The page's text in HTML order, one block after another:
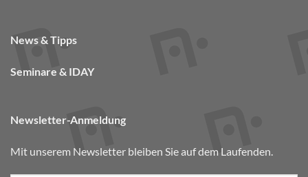
News & Tipps
Seminare & IDAY
Newsletter-Anmeldung
Mit unserem Newsletter bleiben Sie auf dem Laufenden.